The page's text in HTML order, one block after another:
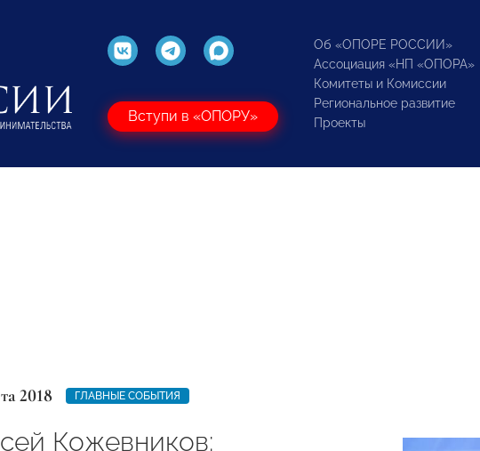
Вступи в «ОПОРУ»
Об «ОПОРЕ РОССИИ»
Ассоциация «НП «ОПОРА»
Комитеты и Комиссии
Региональное развитие
Проекты
2018 ГЛАВНЫЕ СОБЫТИЯ
Кожевников: